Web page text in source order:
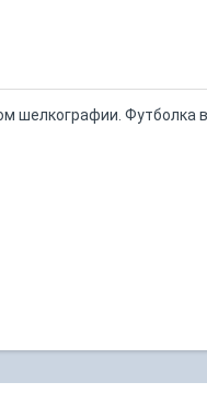
шелкографии. Футболка